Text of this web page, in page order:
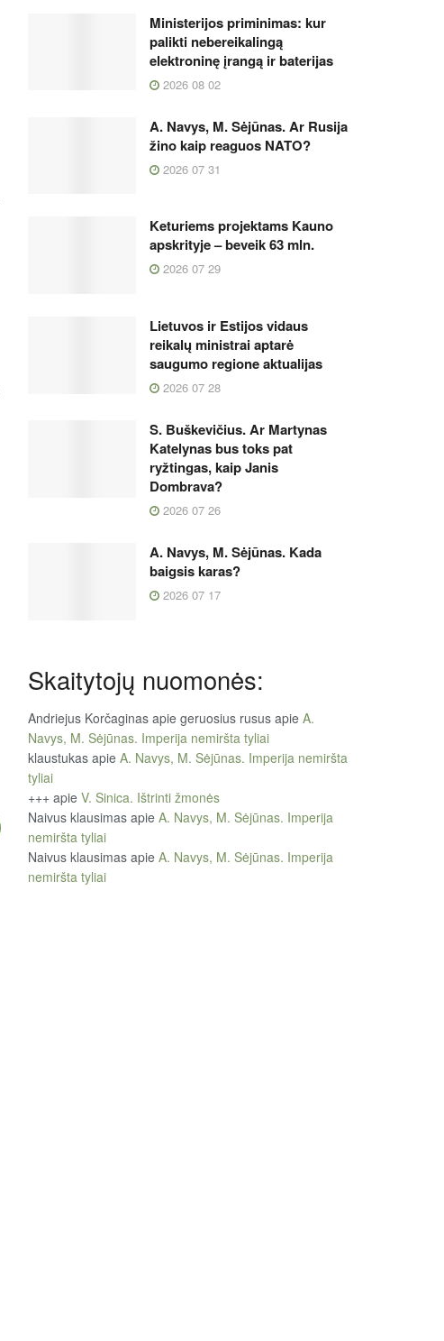
Ministerijos priminimas: kur
palikti nebereikalingą
elektroninę įrangą ir baterijas
2026 08 02
A. Navys, M. Sėjūnas. Ar Rusija
žino kaip reaguos NATO?
2026 07 31
Keturiems projektams Kauno
apskrityje – beveik 63 mln.
2026 07 29
Lietuvos ir Estijos vidaus
reikalų ministrai aptarė
saugumo regione aktualijas
2026 07 28
S. Buškevičius. Ar Martynas
Katelynas bus toks pat
ryžtingas, kaip Janis
Dombrava?
2026 07 26
A. Navys, M. Sėjūnas. Kada
baigsis karas?
2026 07 17
Skaitytojų nuomonės:
Andriejus Korčaginas apie geruosius rusus apie A.
Navys, M. Sėjūnas. Imperija nemiršta tyliai
klaustukas apie A. Navys, M. Sėjūnas. Imperija nemiršta
tyliai
+++ apie V. Sinica. Ištrinti žmonės
Naivus klausimas apie A. Navys, M. Sėjūnas. Imperija
nemiršta tyliai
Naivus klausimas apie A. Navys, M. Sėjūnas. Imperija
nemiršta tyliai